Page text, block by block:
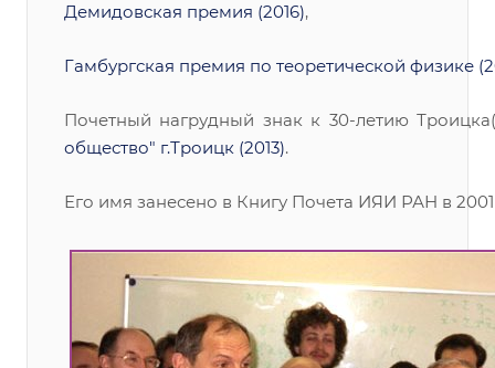
Демидовская премия (2016),
Гамбургская премия по теоретической физике
Почетный нагрудный знак к 30-летию
общество" г.Троицк (2013).
Его имя занесено в Книгу Почета ИЯИ РАН в 2001